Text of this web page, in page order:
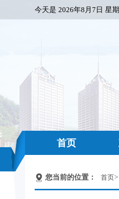
今天是 2026年8月7日 星
首页
您当前的位置： 首页>